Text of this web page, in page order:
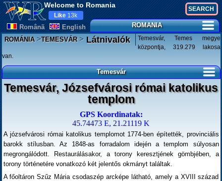
Welcome to Romania
Românã English
Like 13k
ROMANIA
ROMÁNIA>TEMESVÁR>Látnivalók
Temesvár, Temes megye
központja, 319.279 lakosa
van.
Temesvár
Temesvár, Józsefvárosi római katolikus
templom
GPS Koordinatak:
45.74473 E, 21.21119 K
A józsefvárosi római katolikus templomot 1774-ben építették, provinciális
barokk stílusban. Az 1848-as forradalom idején a templom súlyosan
megrongálódott. Restaurálásakor, a torony keresztjének gömbjében, a
torony történetére vonatkozó két jelentős okmányt találtak.
A főoltáron Szűz Mária csodaszép arcképe látható, amely a XVIII század